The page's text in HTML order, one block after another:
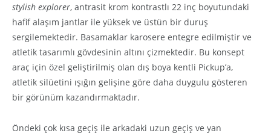
stylish explorer, antrasit krom kontrastlı 22 inç boyutundaki
hafif alaşım jantlar ile yüksek ve üstün bir duruş
sergilemektedir. Basamaklar karosere entegre edilmiştir ve
atletik tasarımlı gövdesinin altını çizmektedir. Bu konsept
araç için özel geliştirilmiş olan dış boya kentli Pickup’a,
atletik silüetini ışığın gelişine göre daha duygulu gösteren
bir görünüm kazandırmaktadır.
Öndeki çok kısa geçiş ile arkadaki uzun geçiş ve yan